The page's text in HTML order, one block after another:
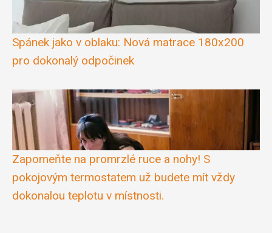
Spánek jako v oblaku: Nová matrace 180x200
pro dokonalý odpočinek
Zapomeňte na promrzlé ruce a nohy! S
pokojovým termostatem už budete mít vždy
dokonalou teplotu v místnosti.